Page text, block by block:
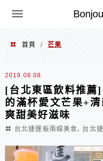
選單
首頁 / 芒果
芒果
2019.08.08
[台北東區飲料推薦
的滿杯愛文芒果+
爽甜美好滋味
台北捷運板南線美食, 台北